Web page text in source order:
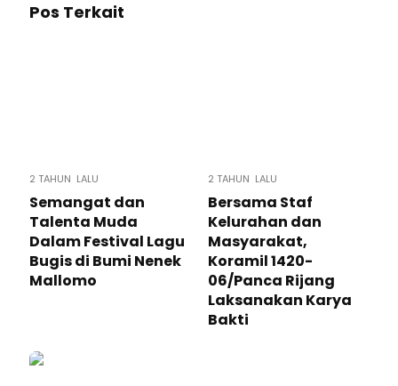
Pos Terkait
2 TAHUN LALU
Semangat dan
Talenta Muda
Dalam Festival Lagu
Bugis di Bumi Nenek
Mallomo
2 TAHUN LALU
Bersama Staf
Kelurahan dan
Masyarakat,
Koramil 1420-
06/Panca Rijang
Laksanakan Karya
Bakti